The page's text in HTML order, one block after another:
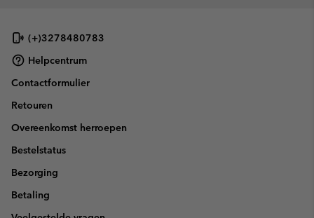
(+)3278480783
Helpcentrum
Contactformulier
Retouren
Overeenkomst herroepen
Bestelstatus
Bezorging
Betaling